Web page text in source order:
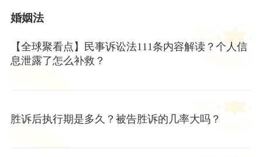
婚姻法
【全球聚看点】民事诉讼法111条内容解读？个人信
息泄露了怎么补救？
胜诉后执行期是多久？被告胜诉的几率大吗？